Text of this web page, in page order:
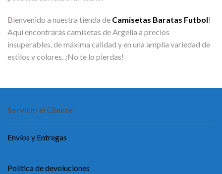
Bienvenido a nuestra tienda de Camisetas Baratas Futbol!
Aquí encontrarás camisetas de Argelia a precios
insuperables, de máxima calidad y en una amplia variedad de
estilos y colores. ¡No te lo pierdas!
Servicio al Cliente
Envíos y Entregas
Política de devoluciones